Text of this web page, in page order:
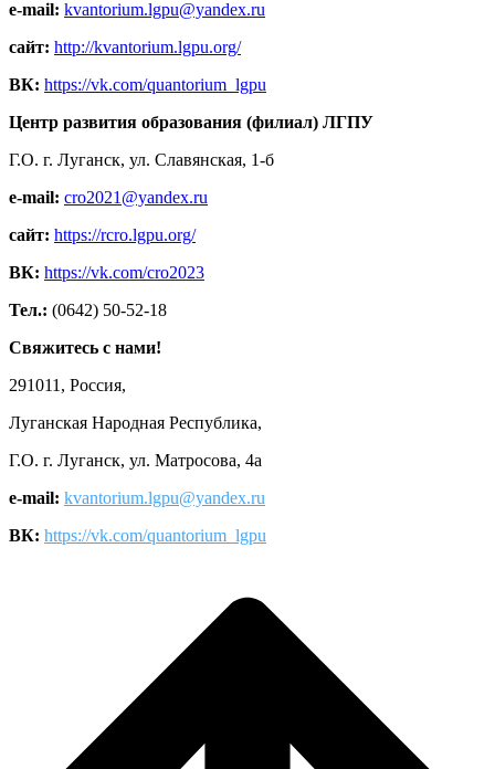
e-mail: kvantorium.lgpu@yandex.ru
сайт: http://kvantorium.lgpu.org/
ВК: https://vk.com/quantorium_lgpu
Центр развития образования (филиал) ЛГПУ
Г.О. г. Луганск, ул. Славянская, 1-б
e-mail: cro2021@yandex.ru
сайт: https://rcro.lgpu.org/
ВК: https://vk.com/cro2023
Тел.: (0642) 50-52-18
Свяжитесь с нами!
291011, Россия,
Луганская Народная Республика,
Г.О. г. Луганск, ул. Матросова, 4а
e-mail: kvantorium.lgpu@yandex.ru
ВК: https://vk.com/quantorium_lgpu